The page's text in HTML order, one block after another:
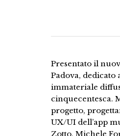
Presentato il
Padova, dedicato
immateriale
cinquecentesca.
progetto,
UX/UI dell’app
Zotto, Michele